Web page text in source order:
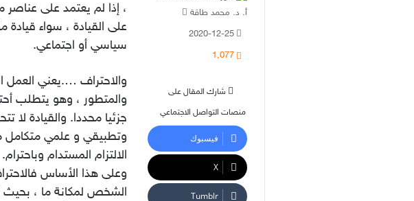
، إذا لم يعتمد على عناصر
على القيادة ، سواء
سياسي أو اجتماعي.
والاحتراف ….يعني العمل
والمتطور ، وهو يتطلب
جزئيا محددا. والقيادة لا
وتطبيقي و علمي متكامل
الالتزام المستدام وباحترام.
وعلى هذا الأساس
الشخص لمكانة ما ، بحيث
أ. د. محمد طاقة
2020-12-25
1٬077
شارك المقال على
منصات التواصل الاجتماعي
فيسبوك
‫X